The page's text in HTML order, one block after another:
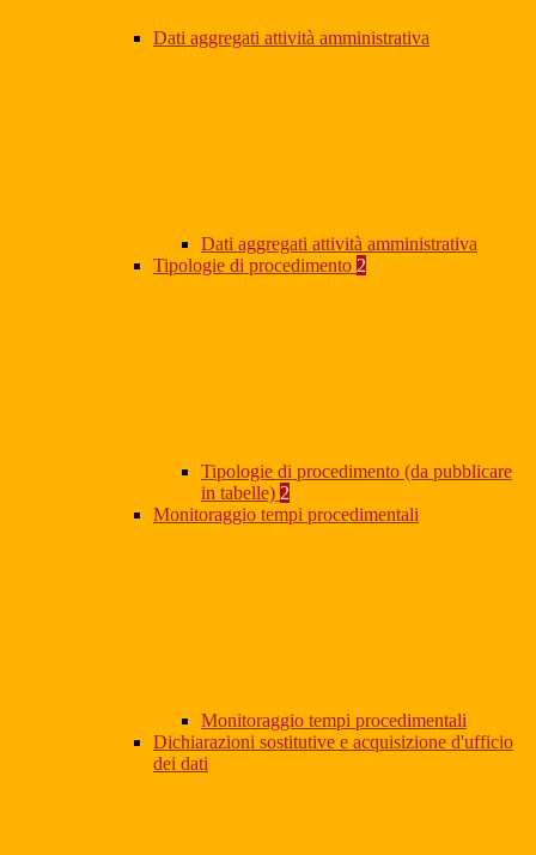
Dati aggregati attività amministrativa
Dati aggregati attività amministrativa
Tipologie di procedimento 2
Tipologie di procedimento (da pubblicare
in tabelle) 2
Monitoraggio tempi procedimentali
Monitoraggio tempi procedimentali
Dichiarazioni sostitutive e acquisizione d'ufficio
dei dati